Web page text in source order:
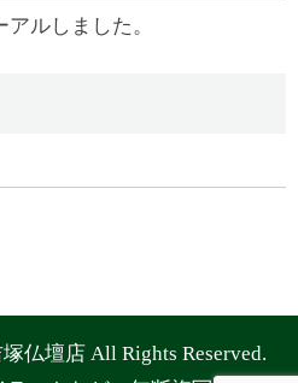
ルしました。
仏壇店 All Rights Reserved.